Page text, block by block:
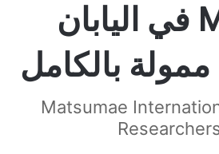
زمالة ماتسوماي الدولية MIF في اليابان
Matsumae